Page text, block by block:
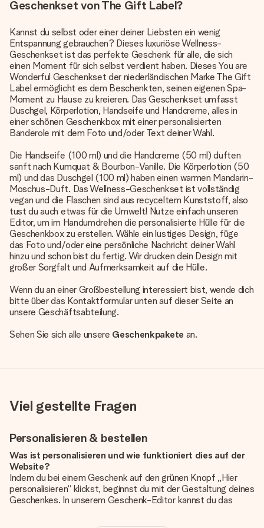
Geschenkset von The Gift Label?
Kannst du selbst oder einer deiner Liebsten ein wenig
Entspannung gebrauchen? Dieses luxuriöse Wellness-
Geschenkset ist das perfekte Geschenk für alle, die sich
einen Moment für sich selbst verdient haben. Dieses You are
Wonderful Geschenkset der niederländischen Marke The Gift
Label ermöglicht es dem Beschenkten, seinen eigenen Spa-
Moment zu Hause zu kreieren. Das Geschenkset umfasst
Duschgel, Körperlotion, Handseife und Handcreme, alles in
einer schönen Geschenkbox mit einer personalisierten
Banderole mit dem Foto und/oder Text deiner Wahl.
Die Handseife (100 ml) und die Handcreme (50 ml) duften
sanft nach Kumquat & Bourbon-Vanille. Die Körperlotion (50
ml) und das Duschgel (100 ml) haben einen warmen Mandarin-
Moschus-Duft. Das Wellness-Geschenkset ist vollständig
vegan und die Flaschen sind aus recyceltem Kunststoff, also
tust du auch etwas für die Umwelt! Nutze einfach unseren
Editor, um im Handumdrehen die personalisierte Hülle für die
Geschenkbox zu erstellen. Wähle ein lustiges Design, füge
das Foto und/oder eine persönliche Nachricht deiner Wahl
hinzu und schon bist du fertig. Wir drucken dein Design mit
großer Sorgfalt und Aufmerksamkeit auf die Hülle.
Wenn du an einer Großbestellung interessiert bist, wende dich
bitte über das Kontaktformular unten auf dieser Seite an
unsere Geschäftsabteilung.
Sehen Sie sich alle unsere Geschenkpakete an.
Viel gestellte Fragen
Personalisieren & bestellen
Was ist personalisieren und wie funktioniert dies auf der
Website?
Indem du bei einem Geschenk auf den grünen Knopf „Hier
personalisieren“ klickst, beginnst du mit der Gestaltung deines
Geschenkes. In unserem Geschenk-Editor kannst du das